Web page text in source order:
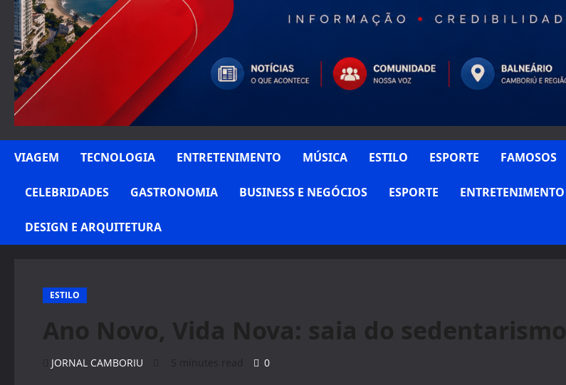
VIAGEM TECNOLOGIA ENTRETENIMENTO MÚSICA ESTILO ESPORTE FAMOSOS
CELEBRIDADES GASTRONOMIA BUSINESS E NEGÓCIOS ESPORTE ENTRETENIMENTO
DESIGN E ARQUITETURA
ESTILO
Ano Novo, Vida Nova: saia do sedentarismo
JORNAL CAMBORIU 5 minutes read 0